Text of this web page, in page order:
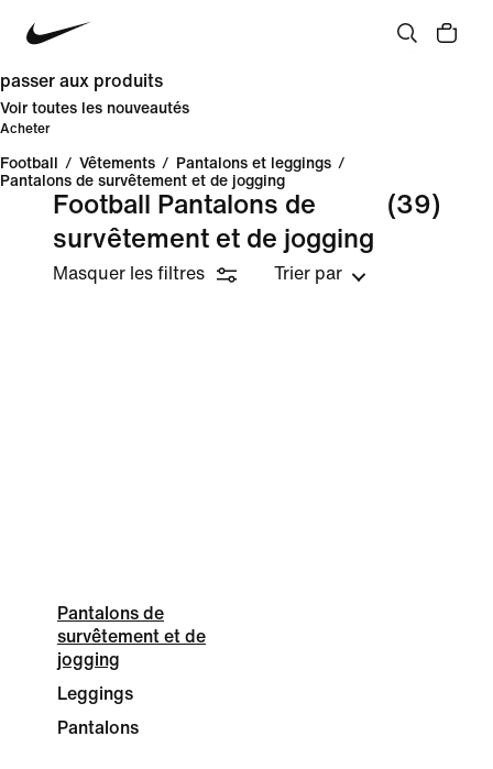
passer aux produits
Voir toutes les nouveautés
Acheter
Football / Vêtements / Pantalons et leggings /
Pantalons de survêtement et de jogging
Football Pantalons de
survêtement et de jogging
(39)
Masquer les filtres Trier par
Pantalons de
survêtement et de
jogging
Leggings
Pantalons